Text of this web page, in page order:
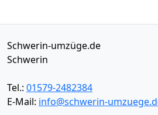
Schwerin-umzüge.de
Schwerin
Tel.: 01579-2482384
E-Mail: info@schwerin-